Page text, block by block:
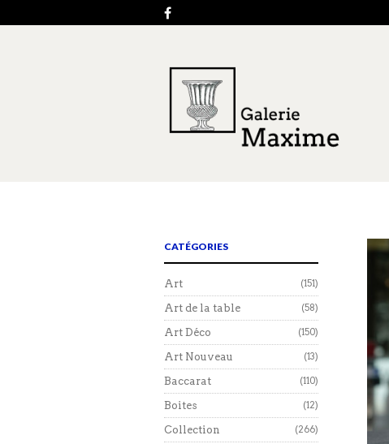
CATÉGORIES
Art (151)
Art de la table (58)
Art Déco (150)
Art Nouveau (13)
Baccarat (110)
Boites (12)
Collection (266)